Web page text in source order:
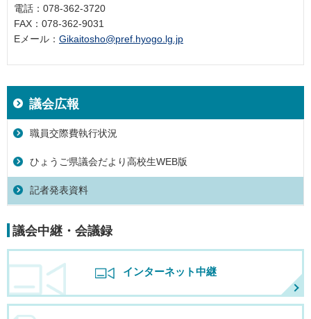
電話：078-362-3720
FAX：078-362-9031
Eメール： Gikaitosho@pref.hyogo.lg.jp
議会広報
職員交際費執行状況
ひょうご県議会だより高校生WEB版
記者発表資料
議会中継・会議録
インターネット中継